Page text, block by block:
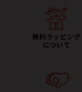
無料ラッピング
について